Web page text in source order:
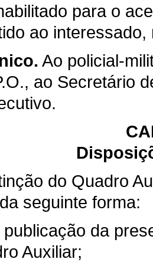
para o
ao
Ao policial-
ao Secretário
do Quadro
seguinte forma:
da
Auxiliar;